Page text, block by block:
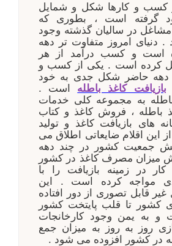
و کارها شکل و شمایل
گرفته است ، بطوری که
مشاغل در سالیان گذشته وجود
. دنیای امروز متفاوت تر دهه
است و کسب درآمد از هر
کرده است . یکی از کسب و
دهه حاضر شکل جدی به خود
بازیافت کاغذ باطله است .
باطله به مجموعه کلی خدمات
باطله ، فروش کاغذ و کتاب
های بازیافت کاغذ و تولید
این اقلام ضایعاتی اطلاق می
جمعیت کشور در چند دهه
میزان مصرف کاغذ در کشور
در زمینه بازیافت را با
مواجه کرده است . این
قابل تصوری از دور افتاده
کشور تا قلب پایتخت کشور
و به یمن وجود کارخانجات
روز به روز به میزان جمع
در کشور افزوده می شود .